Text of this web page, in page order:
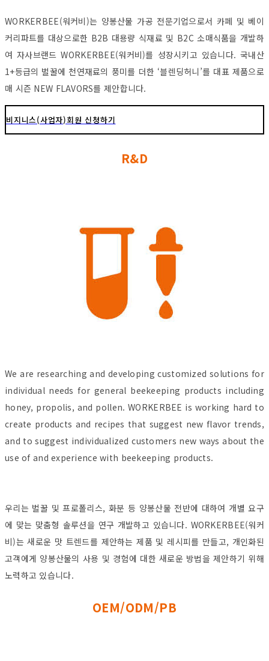
WORKERBEE(워커비)는 양봉산물 가공 전문기업으로서 카페 및 베이
커리파트를 대상으로한 B2B 대용량 식재료 및 B2C 소매식품을 개발하
여 자사브랜드 WORKERBEE(워커비)를 성장시키고 있습니다. 국내산
1+등급의 벌꿀에 천연재료의 풍미를 더한 ‘블렌딩허니’를 대표 제품으로
매 시즌 NEW FLAVORS를 제안합니다.
비지니스(사업자)회원 신청하기
R&D
We are researching and developing customized solutions for
individual needs for general beekeeping products including
honey, propolis, and pollen. WORKERBEE is working hard to
create products and recipes that suggest new flavor trends,
and to suggest individualized customers new ways about the
use of and experience with beekeeping products.
우리는 벌꿀 및 프로폴리스, 화분 등 양봉산물 전반에 대하여 개별 요구
에 맞는 맞춤형 솔루션을 연구 개발하고 있습니다. WORKERBEE(워커
비)는 새로운 맛 트렌드를 제안하는 제품 및 레시피를 만들고, 개인화된
고객에게 양봉산물의 사용 및 경험에 대한 새로운 방법을 제안하기 위해
노력하고 있습니다.
OEM/ODM/PB